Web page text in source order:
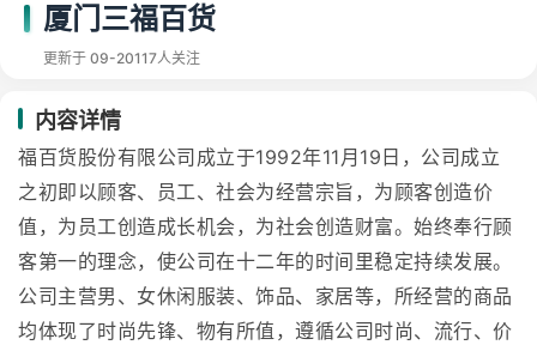
厦门三福百货
更新于 09-20117人关注
内容详情
福百货股份有限公司成立于1992年11月19日，公司成立
之初即以顾客、员工、社会为经营宗旨，为顾客创造价
值，为员工创造成长机会，为社会创造财富。始终奉行顾
客第一的理念，使公司在十二年的时间里稳定持续发展。
公司主营男、女休闲服装、饰品、家居等，所经营的商品
均体现了时尚先锋、物有所值，遵循公司时尚、流行、价